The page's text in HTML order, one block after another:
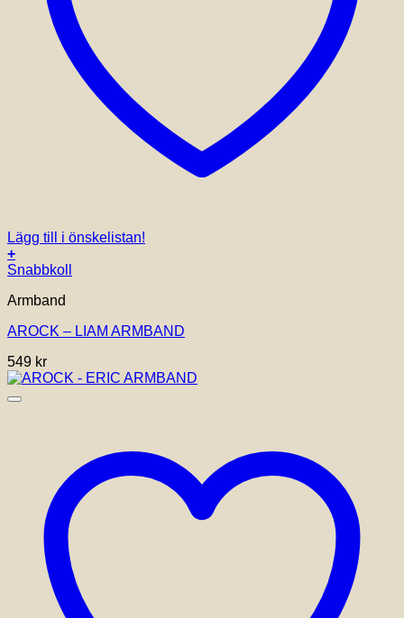
Lägg till i önskelistan!
+
Snabbkoll
Armband
AROCK – LIAM ARMBAND
549 kr